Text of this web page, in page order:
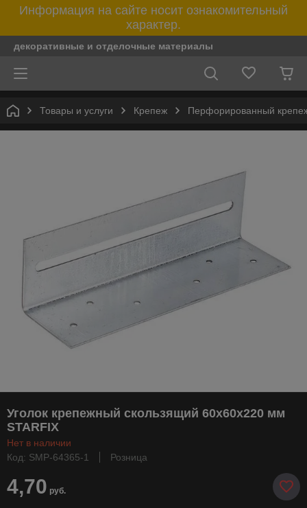
Информация на сайте носит ознакомительный
характер.
декоративные и отделочные материалы
Товары и услуги Крепеж Перфорированный
Уголок крепежный скользящий 60х60х220 мм
STARFIX
Нет в наличии
Код: SMP-64365-1
Розница
4,70 руб.